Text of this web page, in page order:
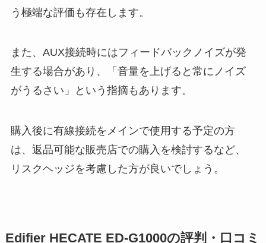
う極端な評価も存在します。
また、AUX接続時にはフィードバックノイズが発
生する場合があり、「音量を上げると常にノイズ
がうるさい」という指摘もあります。
購入後に有線接続をメインで使用する予定の方
は、返品可能な販売店での購入を検討するなど、
リスクヘッジを考慮した方が良いでしょう。
Edifier HECATE ED-G1000の評判・口コミ